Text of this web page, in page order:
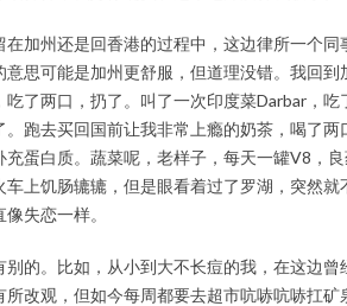
在加州还是回香港的过程中，这边律所一个
意思可能是加州更舒服，但道理没错。我回
吃了两口，扔了。叫了一次印度菜Darbar，
。跑去买回国前让我非常上瘾的奶茶，喝了
充蛋白质。蔬菜呢，老样子，每天一罐V8，
车上饥肠辘辘，但是眼看着过了罗湖，突然
失恋一样。
别的。比如，从小到大不长痘的我，在这边
所改观，但如今每周都要去超市吭哧吭哧扛